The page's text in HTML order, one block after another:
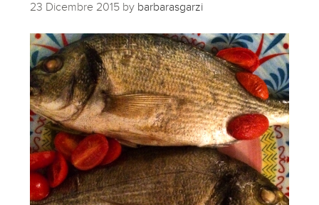
23 Dicembre 2015 by barbarasgarzi